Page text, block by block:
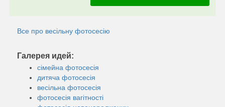
Все про весільну фотосесію
Галерея идей:
сімейна фотосесія
дитяча фотосесія
весільна фотосесія
фотосесія вагітності